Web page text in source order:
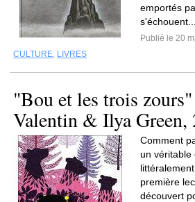
emportés
s'échouent...
Publié le 20
CULTURE, LIVRES
"Bou et les trois
Valentin & Ilya Green,
Comment
un véritable
première
découvert